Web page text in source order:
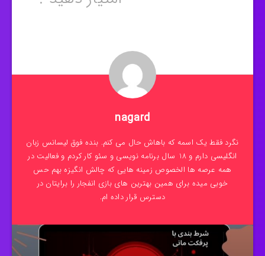
nagard
نگرد فقط یک اسمه که باهاش حال می کنم. بنده فوق لیسانس زبان
انگلیسی دارم و 18 سال برنامه نویسی و سئو کار کردم و فعالیت در
همه عرصه ها الخصوص زمینه هایی که چالش انگیزه بهم حس
خوبی میده برای همین بهترین های بازی انفجار را برایتان در
دسترس قرار داده ام.